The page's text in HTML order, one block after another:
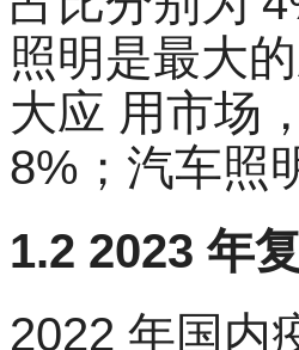
照明是最大
大应 用市场
8%；汽车照
1.2 2023 年
2022 年国内